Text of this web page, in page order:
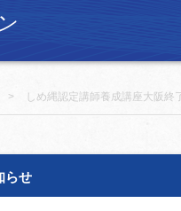
> しめ縄認定講師養成講座大阪終
らせ